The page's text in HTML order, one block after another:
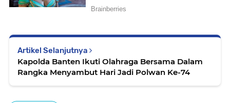
Artikel Selanjutnya
Kapolda Banten Ikuti Olahraga Bersama Dalam
Rangka Menyambut Hari Jadi Polwan Ke-74